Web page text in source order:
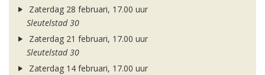
Zaterdag 28 februari, 17.00 uur
Sleutelstad 30
Zaterdag 21 februari, 17.00 uur
Sleutelstad 30
Zaterdag 14 februari, 17.00 uur